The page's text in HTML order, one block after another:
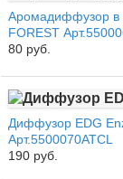
Аромадиффузор в
FOREST
80 руб.
Диффузор EDG
Арт.5500070ATCL
190 руб.